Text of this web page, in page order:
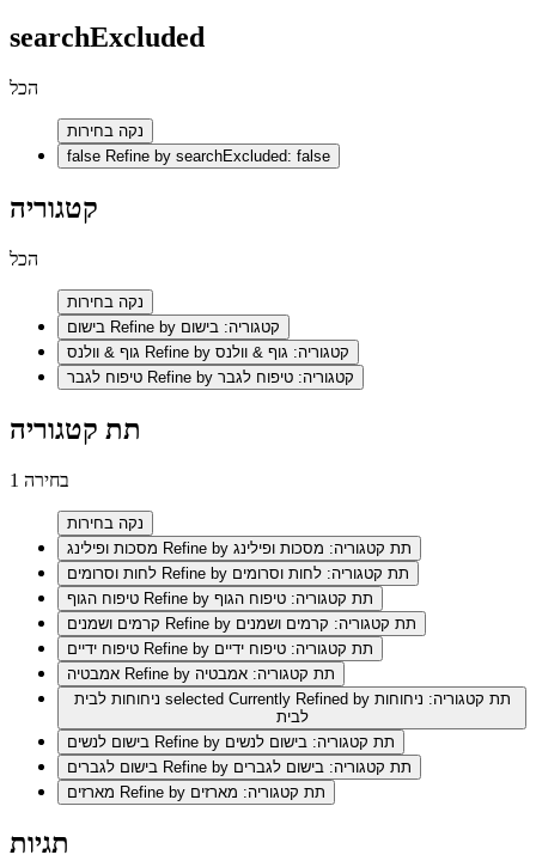
searchExcluded
הכל
נקה בחירות
false Refine by searchExcluded: false
קטגוריה
הכל
נקה בחירות
Refine by קטגוריה: בישום
Refine by קטגוריה: גוף & וולנס
Refine by קטגוריה: טיפוח לגבר
תת קטגוריה
1 בחירה
נקה בחירות
Refine by תת קטגוריה: מסכות ופילינג
Refine by תת קטגוריה: לחות וסרומים
Refine by תת קטגוריה: טיפוח הגוף
Refine by תת קטגוריה: קרמים ושמנים
Refine by תת קטגוריה: טיפוח ידיים
Refine by תת קטגוריה: אמבטיה
selected Currently Refined by תת קטגוריה: ניחוחות
לבית
Refine by תת קטגוריה: בישום לנשים
Refine by תת קטגוריה: בישום לגברים
Refine by תת קטגוריה: מארזים
תגיות